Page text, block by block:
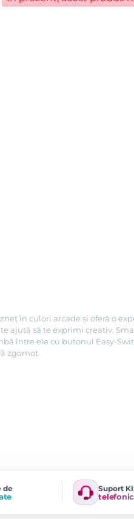
în culori arcade și oferă o
să te exprimi creativ.
între ele cu butonul Easy-
zgomot.
de Suport